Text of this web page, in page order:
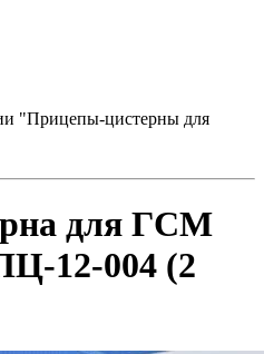
"Прицепы-цистерны для
для ГСМ
12-004 (2